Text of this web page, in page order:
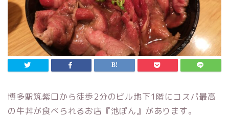
博多駅筑紫口から徒歩2分のビル地下1階にコスパ最高
の牛丼が食べられるお店『池ぽん』があります。